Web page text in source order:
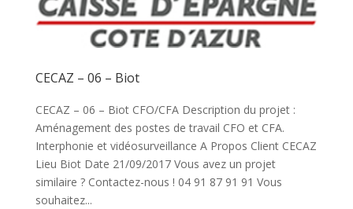
CECAZ – 06 – Biot
CECAZ – 06 – Biot CFO/CFA Description du projet :
Aménagement des postes de travail CFO et CFA.
Interphonie et vidéosurveillance A Propos Client CECAZ
Lieu Biot Date 21/09/2017 Vous avez un projet
similaire ? Contactez-nous ! 04 91 87 91 91 Vous
souhaitez...